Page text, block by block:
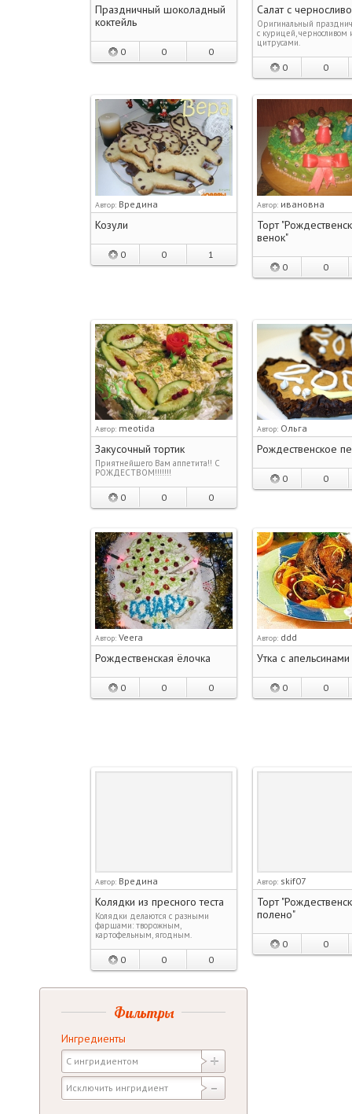
Праздничный шоколадный
коктейль
0 0 0
Салат с
Оригинальный
с курицей, черносливом
цитрусами.
0 0
Автор: Вредина
Козули
0 0 1
Автор: ивановна
Торт
венок"
0 0
Автор: meotida
Закусочный тортик
Приятнейшего Вам аппетита!! С
РОЖДЕСТВОМ!!!!!!!
0 0 0
Автор: Ольга
Рождественское
0 0
Автор: Veera
Рождественская ёлочка
0 0 0
Автор: ddd
Утка с апельсинами
0 0
Автор: Вредина
Колядки из пресного теста
Колядки делаются с разными
фаршами: творожным,
картофельным, ягодным.
0 0 0
Автор: skif07
Торт
полено"
0 0
Фильтры
Ингредиенты